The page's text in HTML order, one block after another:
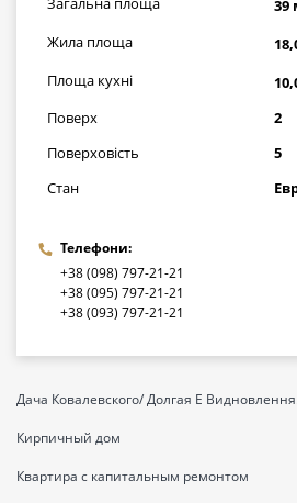
39
Жила площа
Площа кухні
Поверх
2
Поверховість
5
Стан
Телефони:
+38 (098) 797-21-21
+38 (095) 797-21-21
+38 (093) 797-21-21
Дача Ковалевского/ Долгая Е
Кирпичный дом
Квартира с капитальным ремонтом